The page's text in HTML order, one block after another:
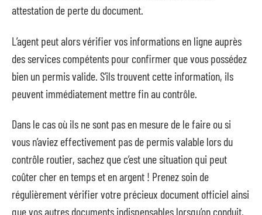
attestation de perte du document.
L’agent peut alors vérifier vos informations en ligne auprès
des services compétents pour confirmer que vous possédez
bien un permis valide. S’ils trouvent cette information, ils
peuvent immédiatement mettre fin au contrôle.
Dans le cas où ils ne sont pas en mesure de le faire ou si
vous n’aviez effectivement pas de permis valable lors du
contrôle routier, sachez que c’est une situation qui peut
coûter cher en temps et en argent ! Prenez soin de
régulièrement vérifier votre précieux document officiel ainsi
que vos autres documents indispensables lorsqu’on conduit,